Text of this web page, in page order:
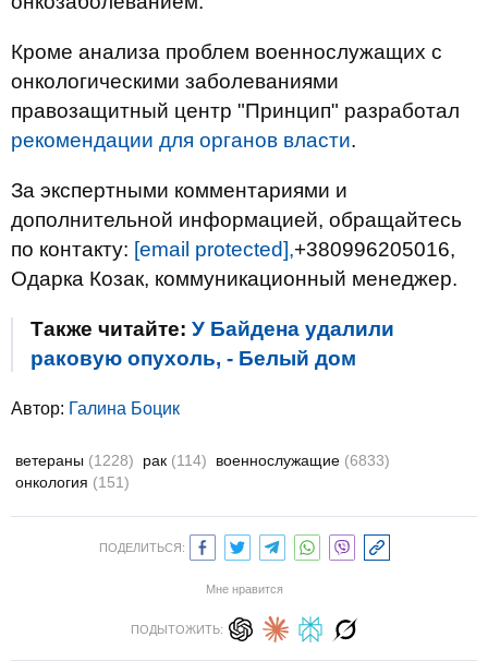
Кроме анализа проблем военнослужащих с
онкологическими заболеваниями
правозащитный центр "Принцип" разработал
рекомендации для органов власти.
За экспертными комментариями и
дополнительной информацией, обращайтесь
по контакту: [email protected],+380996205016,
Одарка Козак, коммуникационный менеджер.
Также читайте: У Байдена удалили
раковую опухоль, - Белый дом
Автор: Галина Боцик
ветераны (1228) рак (114) военнослужащие (6833)
онкология (151)
ПОДЕЛИТЬСЯ:
Мне нравится
ПОДЫТОЖИТЬ: